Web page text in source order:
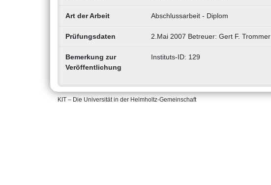
Art der Arbeit Abschlussarbeit - Diplom
Prüfungsdaten 2.Mai 2007 Betreuer: Gert F. Trommer
Bemerkung zur
Veröffentlichung
Instituts-ID: 129
KIT – Die Universität in der Helmholtz-Gemeinschaft